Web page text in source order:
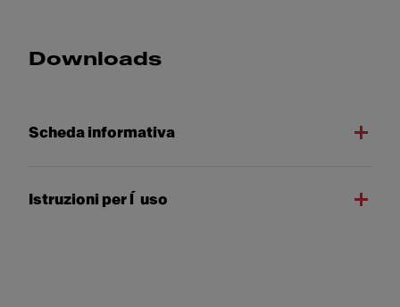
Downloads
Scheda informativa
Istruzioni per l´uso